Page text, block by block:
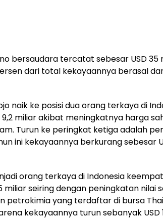
bersaudara tercatat sebesar USD 35
dari total kekayaannya berasal
naik ke posisi dua orang terkaya di
miliar akibat meningkatnya harga
Turun ke peringkat ketiga adalah
ini kekayaannya berkurang sebesar
orang terkaya di Indonesia
miliar seiring dengan peningkatan nilai
petrokimia yang terdaftar di bursa
kekayaannya turun sebanyak USD